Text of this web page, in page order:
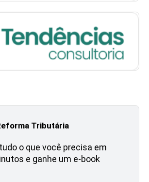
Tributária
o que você precisa em
e ganhe um e-book